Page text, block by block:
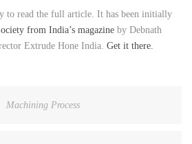
to read the full article. It has been initially
from India’s magazine by Debnath
Extrude Hone India. Get it there.
Machining Process